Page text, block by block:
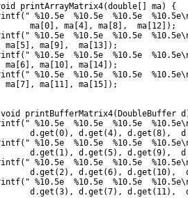
printArrayMatrix4(double[] ma) {
%10.5e  %10.5e  %10.5e
ma[0], ma[4], ma[8],  ma[12]);
%10.5e  %10.5e  %10.5e
ma[5], ma[9],  ma[13]);
%10.5e  %10.5e  %10.5e
ma[6], ma[10], ma[14]);
%10.5e  %10.5e  %10.5e
ma[7], ma[11], ma[15]);
printBufferMatrix4(DoubleBuffer
%10.5e  %10.5e  %10.5e
d.get(0), d.get(4), d.get(8),
%10.5e  %10.5e  %10.5e
d.get(1), d.get(5), d.get(9),
%10.5e  %10.5e  %10.5e
d.get(2), d.get(6), d.get(10),
%10.5e  %10.5e  %10.5e
d.get(3), d.get(7), d.get(11),